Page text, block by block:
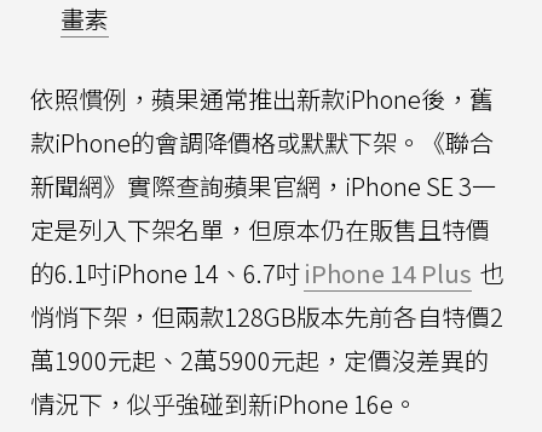
畫素
依照慣例，蘋果通常推出新款iPhone後，舊
款iPhone的會調降價格或默默下架。《聯合
新聞網》實際查詢蘋果官網，iPhone SE 3一
定是列入下架名單，但原本仍在販售且特價
的6.1吋iPhone 14、6.7吋iPhone 14 Plus 也
悄悄下架，但兩款128GB版本先前各自特價2
萬1900元起、2萬5900元起，定價沒差異的
情況下，似乎強碰到新iPhone 16e。